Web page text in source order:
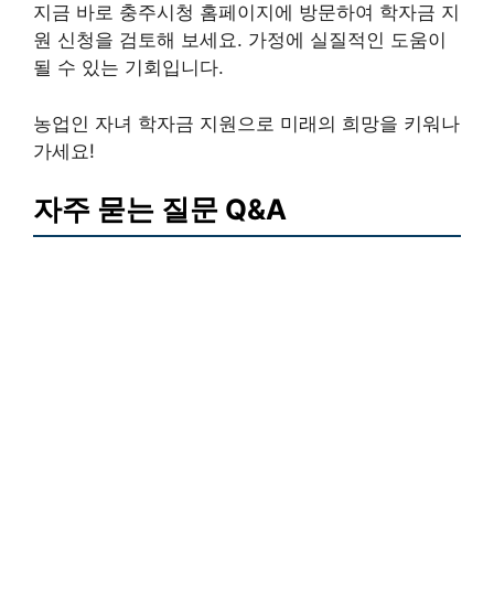
지금 바로 충주시청 홈페이지에 방문하여 학자금 지
원 신청을 검토해 보세요. 가정에 실질적인 도움이
될 수 있는 기회입니다.
농업인 자녀 학자금 지원으로 미래의 희망을 키워나
가세요!
자주 묻는 질문 Q&A